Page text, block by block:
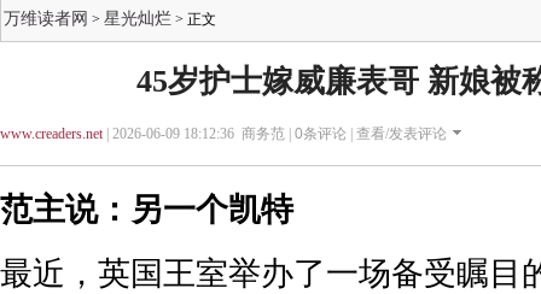
万维读者网 > 星光灿烂 > 正文
45岁护士嫁威廉表哥 新娘被
www.creaders.net| 2026-06-09 18:12:36 商务范 | 0条评论 | 查看/发表评论
范主说：另一个凯特
最近，英国王室举办了一场备受瞩目